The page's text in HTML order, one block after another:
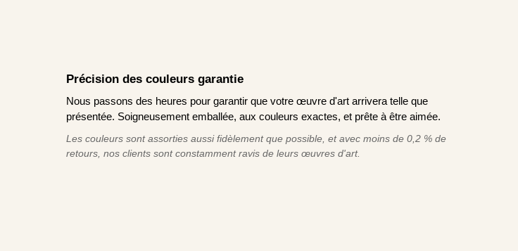
Précision des couleurs garantie
Nous passons des heures pour garantir que votre œuvre d'art arrivera telle que
présentée. Soigneusement emballée, aux couleurs exactes, et prête à être aimée.
Les couleurs sont assorties aussi fidèlement que possible, et avec moins de 0,2 % de
retours, nos clients sont constamment ravis de leurs œuvres d'art.